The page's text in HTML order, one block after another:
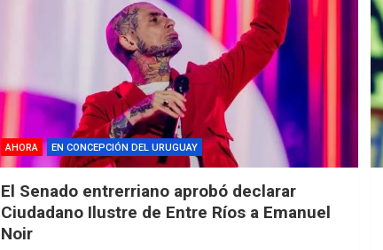
AHORA EN CONCEPCIÓN DEL URUGUAY
El Senado entrerriano aprobó declarar
Ciudadano Ilustre de Entre Ríos a Emanuel
Noir